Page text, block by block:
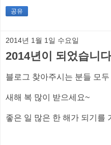
공유
2014년 1월 1일 수요일
2014년이 되었습니
블로그 찾아주시는 분들 모
새해 복 많이 받으세요~
좋은 일 많은 한 해가 되기를